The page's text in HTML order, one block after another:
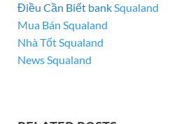
Điều Cần Biết bankSqualand
Mua Bán Squaland
Nhà Tốt Squaland
News Squaland